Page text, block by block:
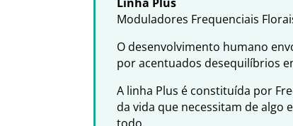
Moduladores Frequenciais
O desenvolvimento humano
por acentuados desequilíbrios
A linha Plus é constituída por
da vida que necessitam de